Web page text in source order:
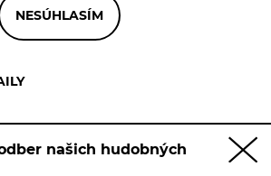
našich hudobných